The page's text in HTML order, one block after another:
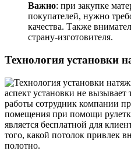
Важно: при закупке
покупателей, нужно
качества. Также
страну-изготовителя.
Технология установки
аспект установки не
работы сотрудник компании
помещения при помощи
является бесплатной для
того, какой потолок привлек
полотно.